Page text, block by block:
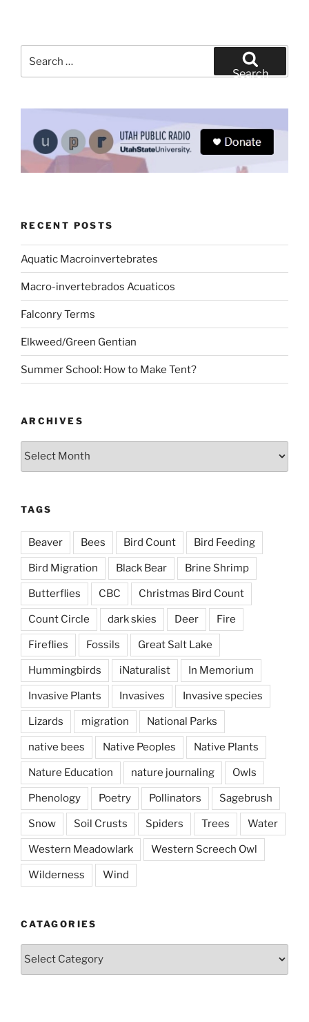
for:
Search
RECENT POSTS
Aquatic Macroinvertebrates
Macro-invertebrados Acuaticos
Falconry Terms
Elkweed/Green Gentian
Summer School: How to Make Tent?
ARCHIVES
Archives
TAGS
Beaver Bees Bird Count Bird Feeding
Bird Migration Black Bear Brine Shrimp
Butterflies CBC Christmas Bird Count
Count Circle dark skies Deer Fire
Fireflies Fossils Great Salt Lake
Hummingbirds iNaturalist In Memorium
Invasive Plants Invasives Invasive species
Lizards migration National Parks
native bees Native Peoples Native Plants
Nature Education nature journaling Owls
Phenology Poetry Pollinators Sagebrush
Snow Soil Crusts Spiders Trees Water
Western Meadowlark Western Screech Owl
Wilderness Wind
CATAGORIES
Catagories